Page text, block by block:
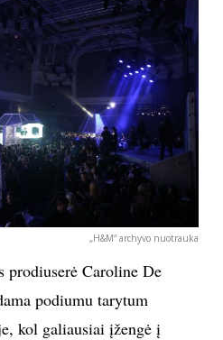
„H&M“ archyvo nuotrauka
Caroline De
podiumu tarytum
kol galiausiai įžengė į